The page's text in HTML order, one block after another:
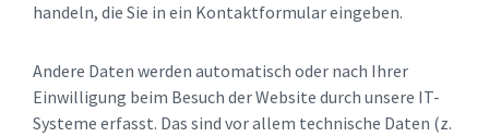
handeln, die Sie in ein Kontaktformular eingeben.
Andere Daten werden automatisch oder nach Ihrer
Einwilligung beim Besuch der Website durch unsere IT-
Systeme erfasst. Das sind vor allem technische Daten (z.